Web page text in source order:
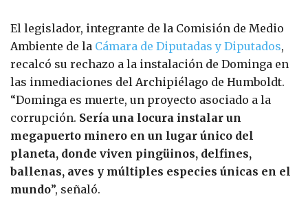
El legislador, integrante de la Comisión de Medio
Ambiente de la Cámara de Diputadas y Diputados,
recalcó su rechazo a la instalación de Dominga en
las inmediaciones del Archipiélago de Humboldt.
“Dominga es muerte, un proyecto asociado a la
corrupción. Sería una locura instalar un
megapuerto minero en un lugar único del
planeta, donde viven pingüinos, delfines,
ballenas, aves y múltiples especies únicas en el
mundo”, señaló.